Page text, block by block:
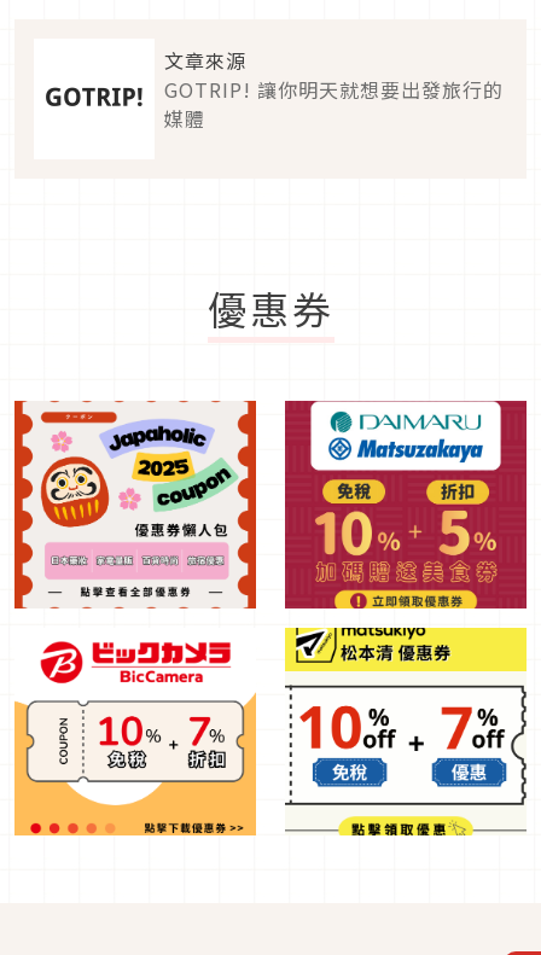
文章來源
GOTRIP! 讓你明天就想要出發旅行的
媒體
優惠券